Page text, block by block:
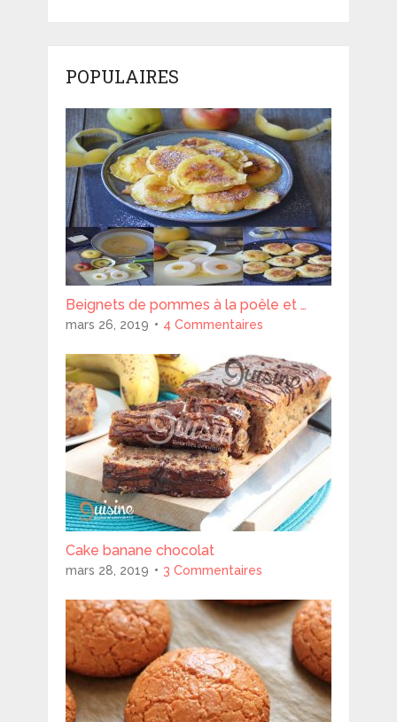
POPULAIRES
Beignets de pommes à la poêle et …
mars 26, 2019 4 Commentaires
Cake banane chocolat
mars 28, 2019 3 Commentaires